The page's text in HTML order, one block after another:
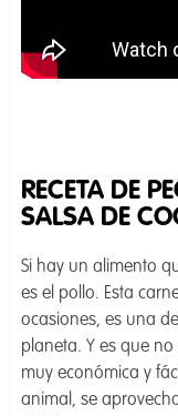
RECETA DE
SALSA DE
Si hay un alimento
es el pollo. Esta
ocasiones, es una
planeta. Y es que
muy económica y
animal, se